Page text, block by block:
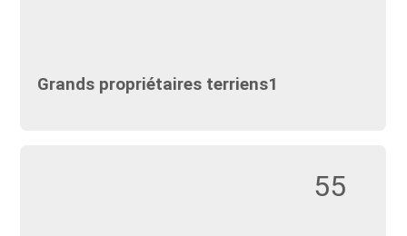
Grands propriétaires terriens1
55